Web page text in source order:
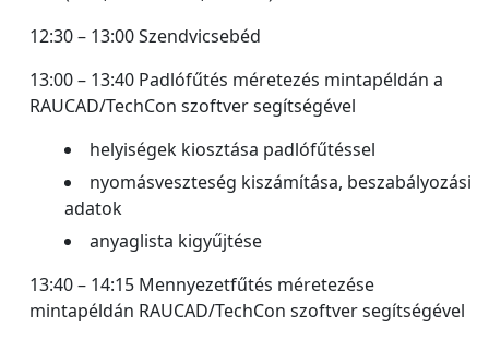
12:30 – 13:00 Szendvicsebéd
13:00 – 13:40 Padlófűtés méretezés mintapéldán a
RAUCAD/TechCon szoftver segítségével
helyiségek kiosztása padlófűtéssel
nyomásveszteség kiszámítása, beszabályozási
adatok
anyaglista kigyűjtése
13:40 – 14:15 Mennyezetfűtés méretezése
mintapéldán RAUCAD/TechCon szoftver segítségével